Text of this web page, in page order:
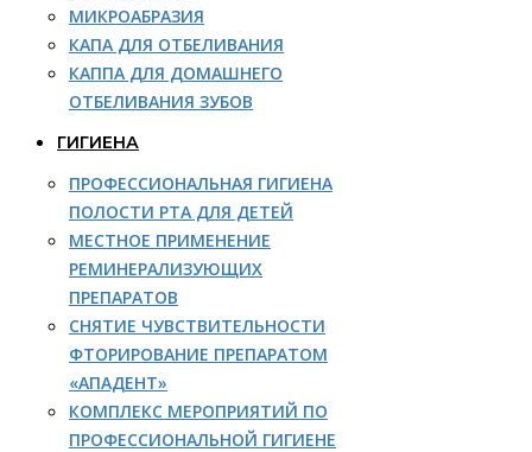
МИКРОАБРАЗИЯ
КАПА ДЛЯ ОТБЕЛИВАНИЯ
КАППА ДЛЯ ДОМАШНЕГО
ОТБЕЛИВАНИЯ ЗУБОВ
ГИГИЕНА
ПРОФЕССИОНАЛЬНАЯ ГИГИЕНА
ПОЛОСТИ РТА ДЛЯ ДЕТЕЙ
МЕСТНОЕ ПРИМЕНЕНИЕ
РЕМИНЕРАЛИЗУЮЩИХ
ПРЕПАРАТОВ
СНЯТИЕ ЧУВСТВИТЕЛЬНОСТИ
ФТОРИРОВАНИЕ ПРЕПАРАТОМ
«АПАДЕНТ»
КОМПЛЕКС МЕРОПРИЯТИЙ ПО
ПРОФЕССИОНАЛЬНОЙ ГИГИЕНЕ